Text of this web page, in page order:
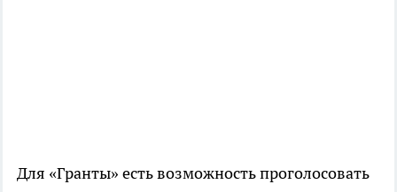
Для «Гранты» есть возможность проголосовать